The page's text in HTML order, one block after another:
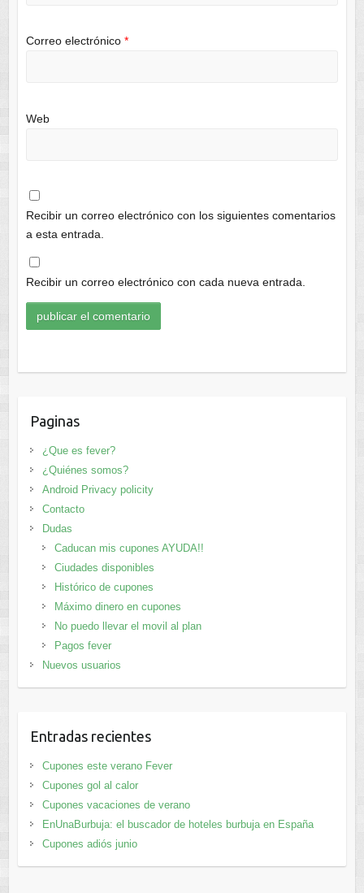
Correo electrónico *
Web
Recibir un correo electrónico con los siguientes comentarios
a esta entrada.
Recibir un correo electrónico con cada nueva entrada.
Paginas
¿Que es fever?
¿Quiénes somos?
Android Privacy policity
Contacto
Dudas
Caducan mis cupones AYUDA!!
Ciudades disponibles
Histórico de cupones
Máximo dinero en cupones
No puedo llevar el movil al plan
Pagos fever
Nuevos usuarios
Entradas recientes
Cupones este verano Fever
Cupones gol al calor
Cupones vacaciones de verano
EnUnaBurbuja: el buscador de hoteles burbuja en España
Cupones adiós junio